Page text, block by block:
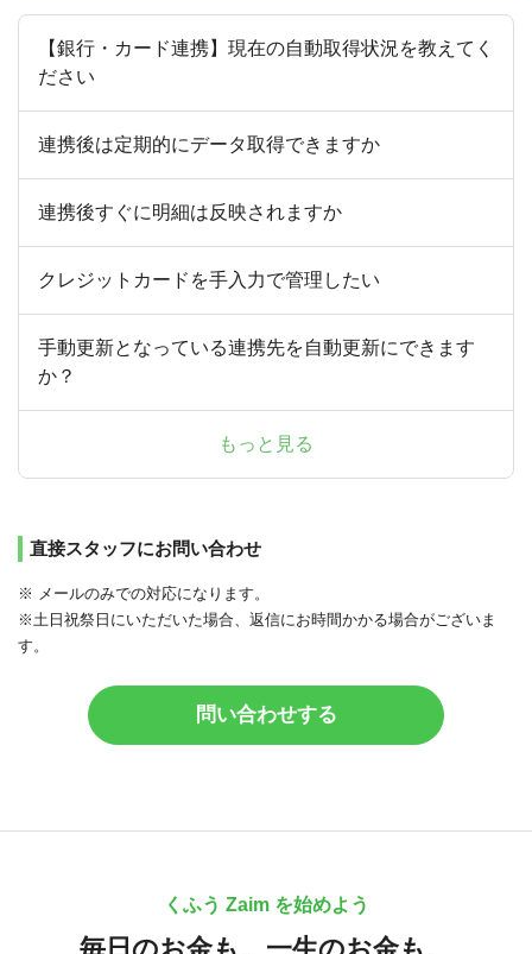
【銀行・カード連携】現在の自動取得状況を教えてく
ださい
連携後は定期的にデータ取得できますか
連携後すぐに明細は反映されますか
クレジットカードを手入力で管理したい
手動更新となっている連携先を自動更新にできます
か？
もっと見る
直接スタッフにお問い合わせ
※ メールのみでの対応になります。
※土日祝祭日にいただいた場合、返信にお時間かかる場合がございま
す。
問い合わせする
くふう Zaim を始めよう